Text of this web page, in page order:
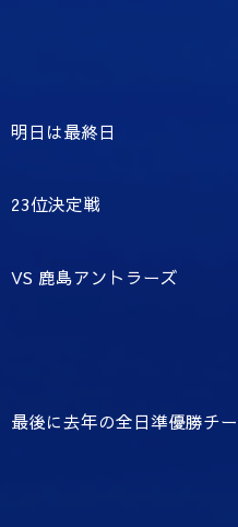
明日は最終日
23位決定戦
VS 鹿島アントラーズ
最後に去年の全日準優勝チ